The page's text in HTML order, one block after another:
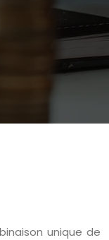
unique de